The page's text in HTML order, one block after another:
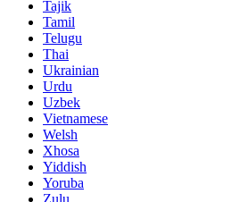
Tajik
Tamil
Telugu
Thai
Ukrainian
Urdu
Uzbek
Vietnamese
Welsh
Xhosa
Yiddish
Yoruba
Zulu